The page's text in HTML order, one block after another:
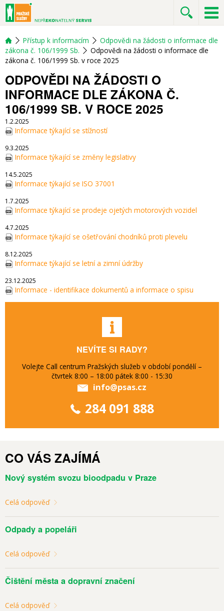
Přístup k informacím
Odpovědi na žádosti o informace dle
zákona č. 106/1999 Sb.
Odpovědi na žádosti o informace dle
zákona č. 106/1999 Sb. v roce 2025
ODPOVĚDI NA ŽÁDOSTI O
INFORMACE DLE ZÁKONA Č.
106/1999 SB. V ROCE 2025
1.2.2025
Informace týkající se stížností
9.3.2025
Informace týkající se změny legislativy
14.5.2025
Informace týkající se ISO 37001
1.7.2025
Informace týkající se prodeje ojetých motorových vozidel
4.7.2025
Informace týkající se ošetřování chodníků proti plevelu
8.12.2025
Informace týkající se letní a zimní údržby
23.12.2025
Informace - identifikace dokumentů a informace o spisu
NEVÍTE SI RADY?
Volejte Call centrum Pražských služeb v období pondělí –
čtvrtek 8:00 – 18:00 pátek 8:00 - 15:30
info@psas.cz
284 091 888
CO VÁS ZAJÍMÁ
Nový systém svozu bioodpadu v Praze
Celá odpověď
Odpady a popeláři
Celá odpověď
Čištění města a dopravní značení
Celá odpověď